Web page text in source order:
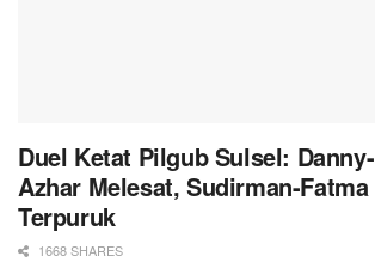
Duel Ketat Pilgub Sulsel: Danny-
Azhar Melesat, Sudirman-Fatma
Terpuruk
1668 SHARES